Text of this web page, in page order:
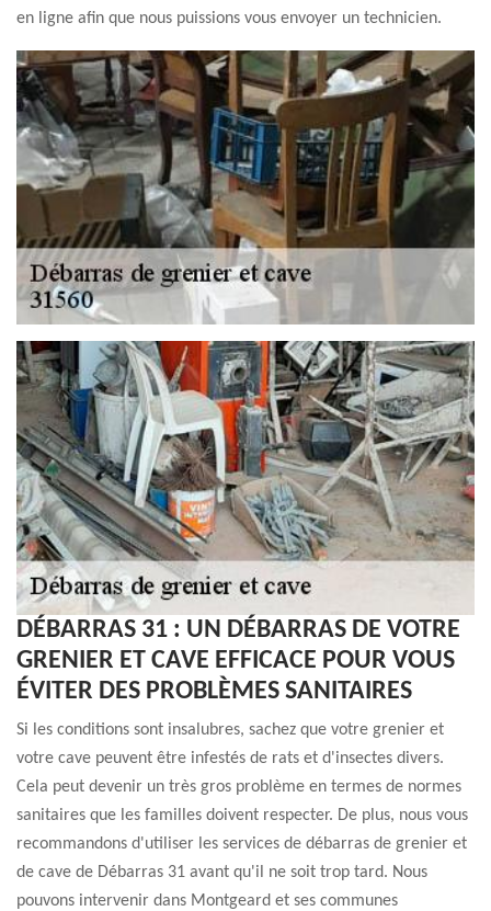
en ligne afin que nous puissions vous envoyer un technicien.
DÉBARRAS 31 : UN DÉBARRAS DE VOTRE
GRENIER ET CAVE EFFICACE POUR VOUS
ÉVITER DES PROBLÈMES SANITAIRES
Si les conditions sont insalubres, sachez que votre grenier et
votre cave peuvent être infestés de rats et d'insectes divers.
Cela peut devenir un très gros problème en termes de normes
sanitaires que les familles doivent respecter. De plus, nous vous
recommandons d'utiliser les services de débarras de grenier et
de cave de Débarras 31 avant qu'il ne soit trop tard. Nous
pouvons intervenir dans Montgeard et ses communes